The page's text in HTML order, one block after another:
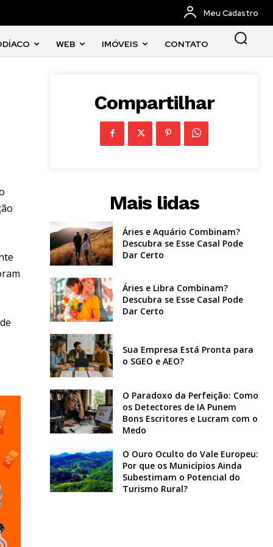
Meu Cadastro
WEB IMÓVEIS CONTATO
Compartilhar
Mais lidas
Áries e Aquário Combinam?
Descubra se Esse Casal Pode
Dar Certo
Áries e Libra Combinam?
Descubra se Esse Casal Pode
Dar Certo
Sua Empresa Está Pronta para
o SGEO e AEO?
O Paradoxo da Perfeição: Como
os Detectores de IA Punem
Bons Escritores e Lucram com o
Medo
O Ouro Oculto do Vale Europeu:
Por que os Municípios Ainda
Subestimam o Potencial do
Turismo Rural?